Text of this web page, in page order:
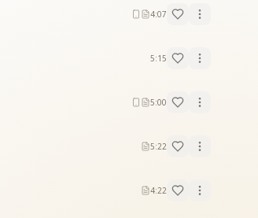
4:07
5:15
5:00
5:22
4:22